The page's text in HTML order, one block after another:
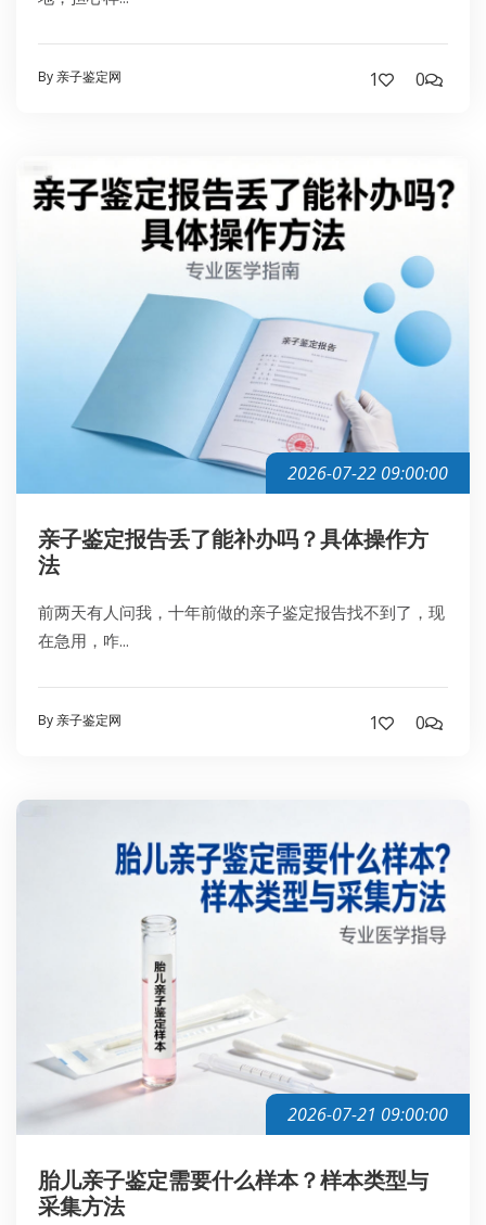
By 亲子鉴定网 1 0
2026-07-22 09:00:00
亲子鉴定报告丢了能补办吗？具体操作方
法
前两天有人问我，十年前做的亲子鉴定报告找不到了，现
在急用，咋...
By 亲子鉴定网 1 0
2026-07-21 09:00:00
胎儿亲子鉴定需要什么样本？样本类型与
采集方法